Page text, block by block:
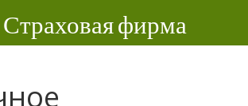
фирма